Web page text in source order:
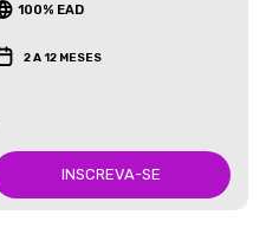
100% EAD
2 A 12 MESES
INSCREVA-SE